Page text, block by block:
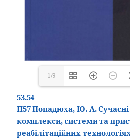
1/9
53.54
П57 Попадюха, Ю. А. Сучасні
комплекси, системи та
реабілітаційних